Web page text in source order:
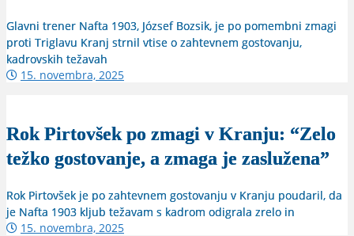
Glavni trener Nafta 1903, József Bozsik, je po pomembni zmagi
proti Triglavu Kranj strnil vtise o zahtevnem gostovanju,
kadrovskih težavah
15. novembra, 2025
Rok Pirtovšek po zmagi v Kranju: “Zelo
težko gostovanje, a zmaga je zaslužena”
Rok Pirtovšek je po zahtevnem gostovanju v Kranju poudaril, da
je Nafta 1903 kljub težavam s kadrom odigrala zrelo in
15. novembra, 2025